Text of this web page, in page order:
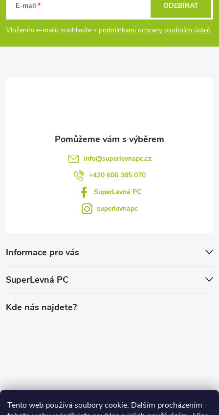
Tento web používá soubory cookie. Dalším procházením
p
a
E-mail
Vložením e-mailu souhlasíte s podmínkami ochrany osobních údajů
ODEBÍRAT
info@superlevnapc.cz
+420 606 385 070
SuperLevná PC
superlevnapc
Informace pro vás
SuperLevná PC
Kde nás najdete?